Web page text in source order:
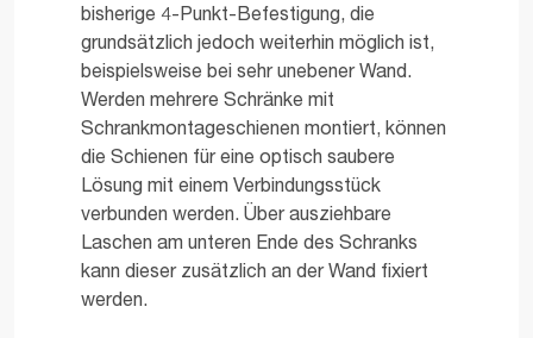
bisherige 4-Punkt-Befestigung, die
grundsätzlich jedoch weiterhin möglich ist,
beispielsweise bei sehr unebener Wand.
Werden mehrere Schränke mit
Schrankmontageschienen montiert, können
die Schienen für eine optisch saubere
Lösung mit einem Verbindungsstück
verbunden werden. Über ausziehbare
Laschen am unteren Ende des Schranks
kann dieser zusätzlich an der Wand fixiert
werden.